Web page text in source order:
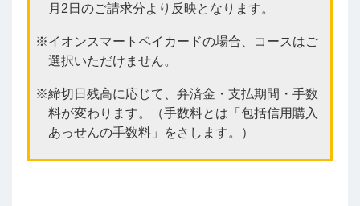
月2日のご請求分より反映となります。
イオンスマートペイカードの場合、コースはご
選択いただけません。
締切日残高に応じて、弁済金・支払期間・手数
料が変わります。（手数料とは「包括信用購入
あっせんの手数料」をさします。）